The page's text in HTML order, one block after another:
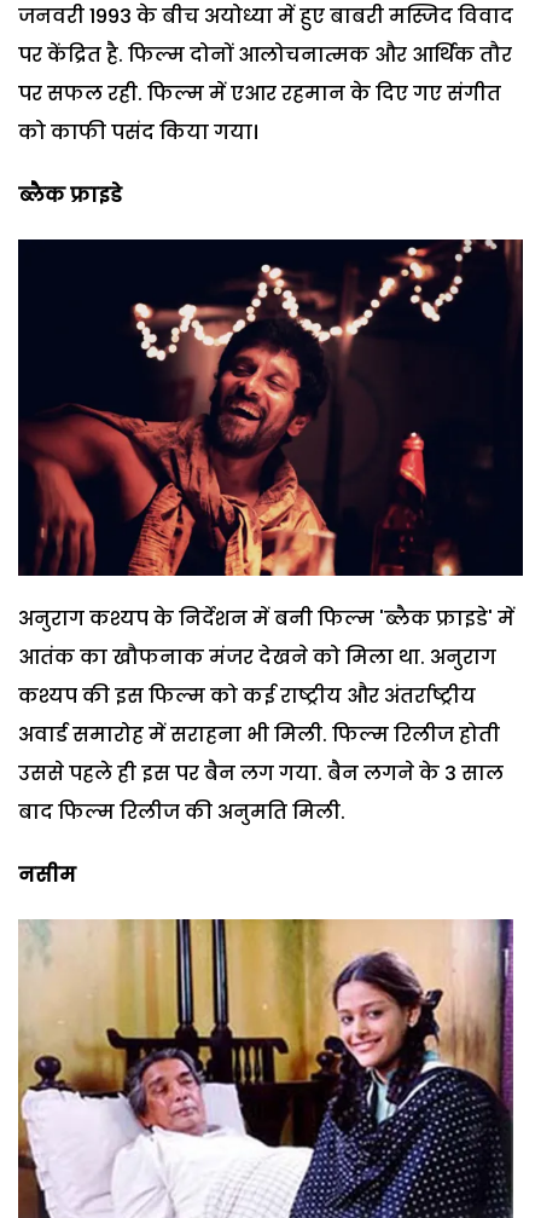
जनवरी 1993 के बीच अयोध्या में हुए बाबरी मस्जिद विवाद
पर केंद्रित है. फिल्म दोनों आलोचनात्मक और आर्थिक तौर
पर सफल रही. फिल्म में एआर रहमान के दिए गए संगीत
को काफी पसंद किया गया।
ब्लैक फ्राइडे
अनुराग कश्यप के निर्देशन में बनी फिल्म 'ब्लैक फ्राइडे' में
आतंक का खौफनाक मंजर देखने को मिला था. अनुराग
कश्यप की इस फिल्म को कई राष्ट्रीय और अंतर्राष्ट्रीय
अवार्ड समारोह में सराहना भी मिली. फिल्म रिलीज होती
उससे पहले ही इस पर बैन लग गया. बैन लगने के 3 साल
बाद फिल्म रिलीज की अनुमति मिली.
नसीम